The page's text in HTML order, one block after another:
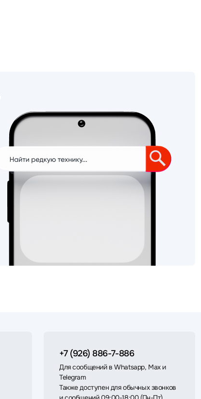
+7 (926) 886-7-886
Для сообщений в Whatsapp, Max и
Telegram
Также доступен для обычных звонков